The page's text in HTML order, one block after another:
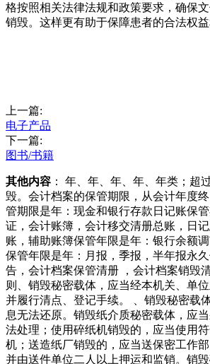
格按照相关法律法规和政策要求，确保
销毁。这样更有助于保障患者的合法权益
上一篇:
电子产品
下一篇:
图书/书籍
其他内容 ： 年、年、年、年、年类；超
毁。会计档案的保管期限，从会计年度
管期限是年：现金和银行存款日记账保
证，会计账簿，会计移交清册总账，日
账，辅助账簿保管年限是年：银行余额
保管年限是年：月报，季报，半年报永
告，会计档案保管清册 ，会计档案销毁
则、销毁秘密载体，应当经本机关、单
并履行清点、登记手续。 、销毁秘密载
息无法还原。销毁纸介质秘密载体，应
法处理；使用碎纸机销毁的，应当使用
机；送造纸厂销毁的，应当送保密工作
并由送件单位二人以上押运和监销。销